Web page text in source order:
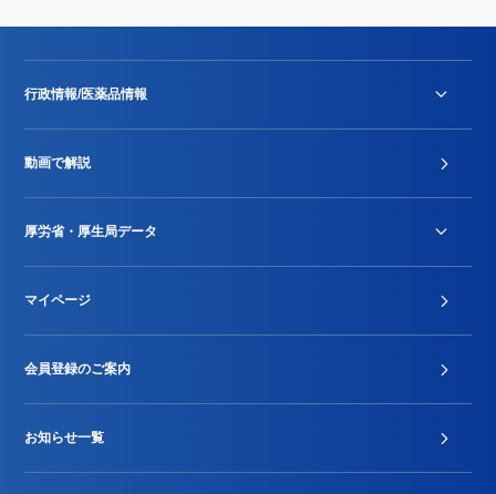
行政情報/医薬品情報
Stu-GEレポート
動画で解説
厚労省・厚生局データ
2024年度新設項目届出状況
マイページ
会員登録のご案内
お知らせ一覧